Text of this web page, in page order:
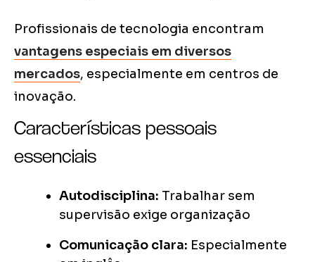
Profissionais de tecnologia encontram
vantagens especiais em diversos
mercados, especialmente em centros de
inovação.
Características pessoais
essenciais
Autodisciplina: Trabalhar sem
supervisão exige organização
Comunicação clara: Especialmente